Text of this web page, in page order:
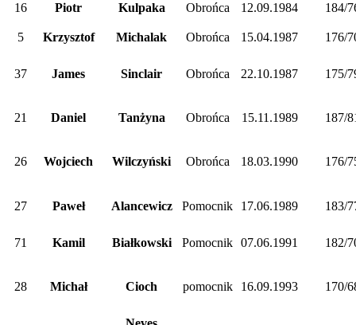
16 Piotr Kulpaka Obrońca 12.09.1984 184/
5 Krzysztof Michalak Obrońca 15.04.1987 176/
37 James Sinclair Obrońca 22.10.1987 175/
21 Daniel Tanżyna Obrońca 15.11.1989 187/
26 Wojciech Wilczyński Obrońca 18.03.1990 176/
27 Paweł Alancewicz Pomocnik 17.06.1989 183/
71 Kamil Białkowski Pomocnik 07.06.1991 182/
28 Michał Cioch pomocnik 16.09.1993 170/